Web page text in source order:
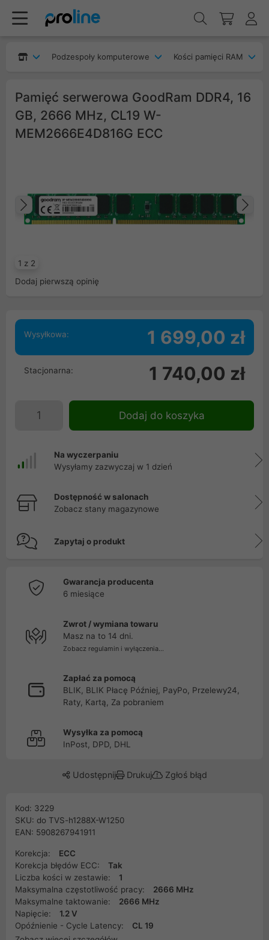
Podzespoły komputerowe Kości pamięci RAM
Pamięć serwerowa GoodRam DDR4, 16
GB, 2666 MHz, CL19 W-
MEM2666E4D816G ECC
1 z 2
Poprzedni
Dodaj pierwszą opinię
Wysyłkowa: 1 699,00 zł
Stacjonarna: 1 740,00 zł
Dodaj do koszyka
Na wyczerpaniu
Wysyłamy zazwyczaj w 1 dzień
Dostępność w salonach
Zobacz stany magazynowe
Zapytaj o produkt
Gwarancja producenta
6 miesiące
Zwrot / wymiana towaru
Masz na to 14 dni.
Zobacz regulamin i wyłączenia...
Zapłać za pomocą
BLIK, BLIK Płacę Później, PayPo, Przelewy24,
Raty, Kartą, Za pobraniem
Wysyłka za pomocą
InPost, DPD, DHL
Udostępnij Drukuj Zgłoś błąd
Kod: 3229
SKU: do TVS-h1288X-W1250
EAN: 5908267941911
Korekcja:
ECC
Korekcja błędów ECC:
Tak
Liczba kości w zestawie:
1
Maksymalna częstotliwość pracy:
2666 MHz
Maksymalne taktowanie:
2666 MHz
Napięcie:
1.2 V
Opóźnienie - Cycle Latency:
CL 19